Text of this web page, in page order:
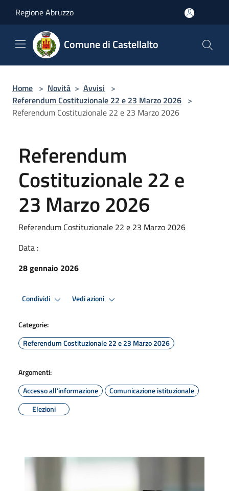
Regione Abruzzo
Comune di Castellalto
Home > Novità > Avvisi >
Referendum Costituzionale 22 e 23 Marzo 2026 >
Referendum Costituzionale 22 e 23 Marzo 2026
Referendum
Costituzionale 22 e
23 Marzo 2026
Referendum Costituzionale 22 e 23 Marzo 2026
Data :
28 gennaio 2026
Condividi Vedi azioni
Categorie:
Referendum Costituzionale 22 e 23 Marzo 2026
Argomenti:
Accesso all'informazione
Comunicazione istituzionale
Elezioni